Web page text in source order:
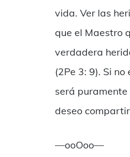
vida. Ver las
que el Maestro
verdadera
(2Pe 3: 9). Si
será
deseo
—ooOoo—